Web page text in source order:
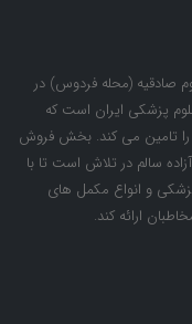
صادقیه (محله فردوس) در
پزشکی ایران است که
تامین می کند. بخش فروش
سالم در تلاش است تا با
و انواع مکمل های
ارائه کند.